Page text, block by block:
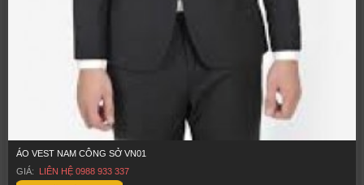
ÁO VEST NAM CÔNG SỞ VN01
GIÁ:
LIÊN HỆ 0988 933 337